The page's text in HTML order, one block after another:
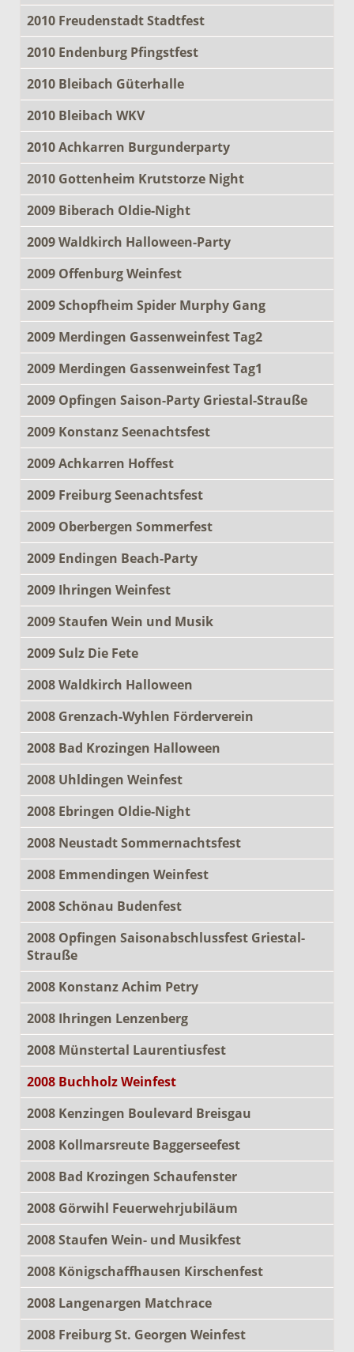
2010 Freudenstadt Stadtfest
2010 Endenburg Pfingstfest
2010 Bleibach Güterhalle
2010 Bleibach WKV
2010 Achkarren Burgunderparty
2010 Gottenheim Krutstorze Night
2009 Biberach Oldie-Night
2009 Waldkirch Halloween-Party
2009 Offenburg Weinfest
2009 Schopfheim Spider Murphy Gang
2009 Merdingen Gassenweinfest Tag2
2009 Merdingen Gassenweinfest Tag1
2009 Opfingen Saison-Party Griestal-Strauße
2009 Konstanz Seenachtsfest
2009 Achkarren Hoffest
2009 Freiburg Seenachtsfest
2009 Oberbergen Sommerfest
2009 Endingen Beach-Party
2009 Ihringen Weinfest
2009 Staufen Wein und Musik
2009 Sulz Die Fete
2008 Waldkirch Halloween
2008 Grenzach-Wyhlen Förderverein
2008 Bad Krozingen Halloween
2008 Uhldingen Weinfest
2008 Ebringen Oldie-Night
2008 Neustadt Sommernachtsfest
2008 Emmendingen Weinfest
2008 Schönau Budenfest
2008 Opfingen Saisonabschlussfest Griestal-
Strauße
2008 Konstanz Achim Petry
2008 Ihringen Lenzenberg
2008 Münstertal Laurentiusfest
2008 Buchholz Weinfest
2008 Kenzingen Boulevard Breisgau
2008 Kollmarsreute Baggerseefest
2008 Bad Krozingen Schaufenster
2008 Görwihl Feuerwehrjubiläum
2008 Staufen Wein- und Musikfest
2008 Königschaffhausen Kirschenfest
2008 Langenargen Matchrace
2008 Freiburg St. Georgen Weinfest